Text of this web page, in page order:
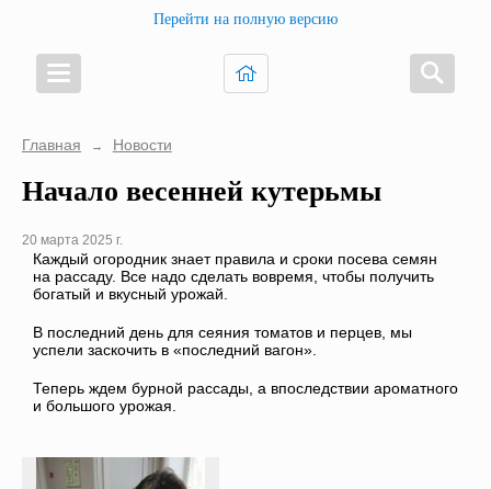
Перейти на полную версию
Главная → Новости
Начало весенней кутерьмы
20 марта 2025 г.
Каждый огородник знает правила и сроки посева семян
на рассаду. Все надо сделать вовремя, чтобы получить
богатый и вкусный урожай.
В последний день для сеяния томатов и перцев, мы
успели заскочить в «последний вагон».
Теперь ждем бурной рассады, а впоследствии ароматного
и большого урожая.